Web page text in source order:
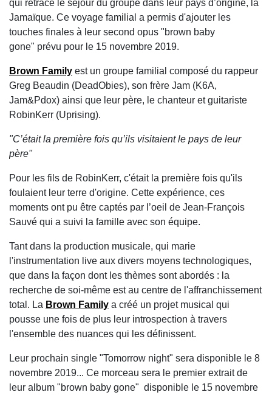
qui retrace le séjour du groupe dans leur pays d’origine, la
Jamaïque. Ce voyage familial a permis d'ajouter les
touches finales à leur second opus "brown baby
gone" prévu pour le 15 novembre 2019.
Brown Family est un groupe familial composé du rappeur
Greg Beaudin (DeadObies), son frère Jam (K6A,
Jam&Pdox) ainsi que leur père, le chanteur et guitariste
RobinKerr (Uprising).
"C’était la première fois qu’ils visitaient le pays de leur
père"
Pour les fils de RobinKerr, c'était la première fois qu'ils
foulaient leur terre d'origine. Cette expérience, ces
moments ont pu être captés par l’oeil de Jean-François
Sauvé qui a suivi la famille avec son équipe.
Tant dans la production musicale, qui marie
l'instrumentation live aux divers moyens technologiques,
que dans la façon dont les thèmes sont abordés : la
recherche de soi-même est au centre de l'affranchissement
total. La Brown Family a créé un projet musical qui
pousse une fois de plus leur introspection à travers
l'ensemble des nuances qui les définissent.
Leur prochain single "Tomorrow night" sera disponible le 8
novembre 2019... Ce morceau sera le premier extrait de
leur album "brown baby gone" disponible le 15 novembre